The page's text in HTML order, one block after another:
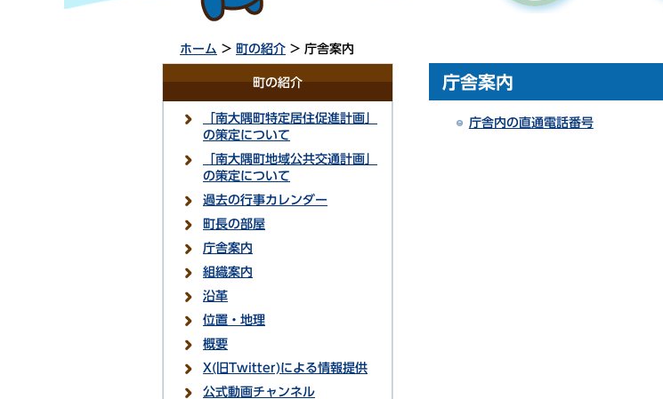
ホーム > 町の紹介 > 庁舎案内
町の紹介
「南大隅町特定居住促進計画」
の策定について
「南大隅町地域公共交通計画」
の策定について
過去の行事カレンダー
町長の部屋
庁舎案内
組織案内
沿革
位置・地理
概要
X(旧Twitter)による情報提供
公式動画チャンネル
庁舎案内
庁舎内の直通電話番号